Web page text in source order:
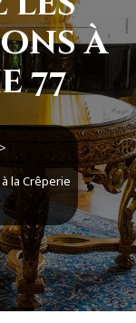
à
77
>
la Crêperie